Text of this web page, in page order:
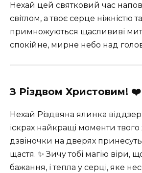
Нехай цей святковий час
світлом, а твоє серце ніжністю
примножуються щаслививі
спокійне, мирне небо над
З Різдвом Христовим! ❤️
Нехай Різдвяна ялинка
іскрах найкращі моменти твого
дзвіночки на дверях
щастя. ✨ Зичу тобі магію віри,
бажання, і тепла у серці, яке